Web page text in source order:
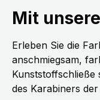
Mit
Erleben Sie die
anschmiegsam,
Kunststoffschließe
des Karabiners